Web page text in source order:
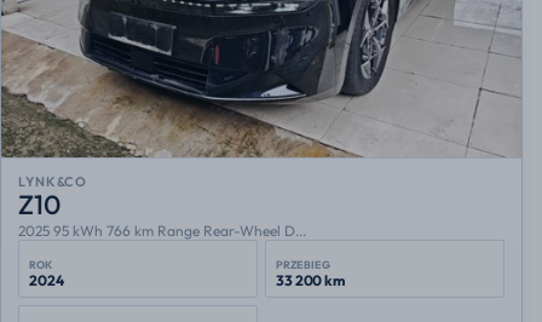
LYNK&CO
Z10
2025 95 kWh 766 km Range Rear-Wheel D...
ROK
2024
PRZEBIEG
33 200 km